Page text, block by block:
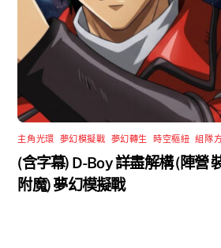
主角光環 夢幻模擬戰 夢幻轉生 時空樞紐 ,組隊
(含字幕) D-Boy 詳盡解構 (陣營
附魔) 夢幻模擬戰